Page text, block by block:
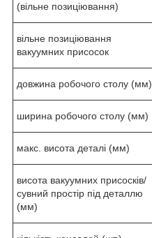
(вільне позиціювання)
вільне позиціювання
вакуумних присосок
довжина робочого столу (мм)
ширина робочого столу (мм)
макс. висота деталі (мм)
висота вакуумних присосків/
сувний простір під деталлю
(мм)